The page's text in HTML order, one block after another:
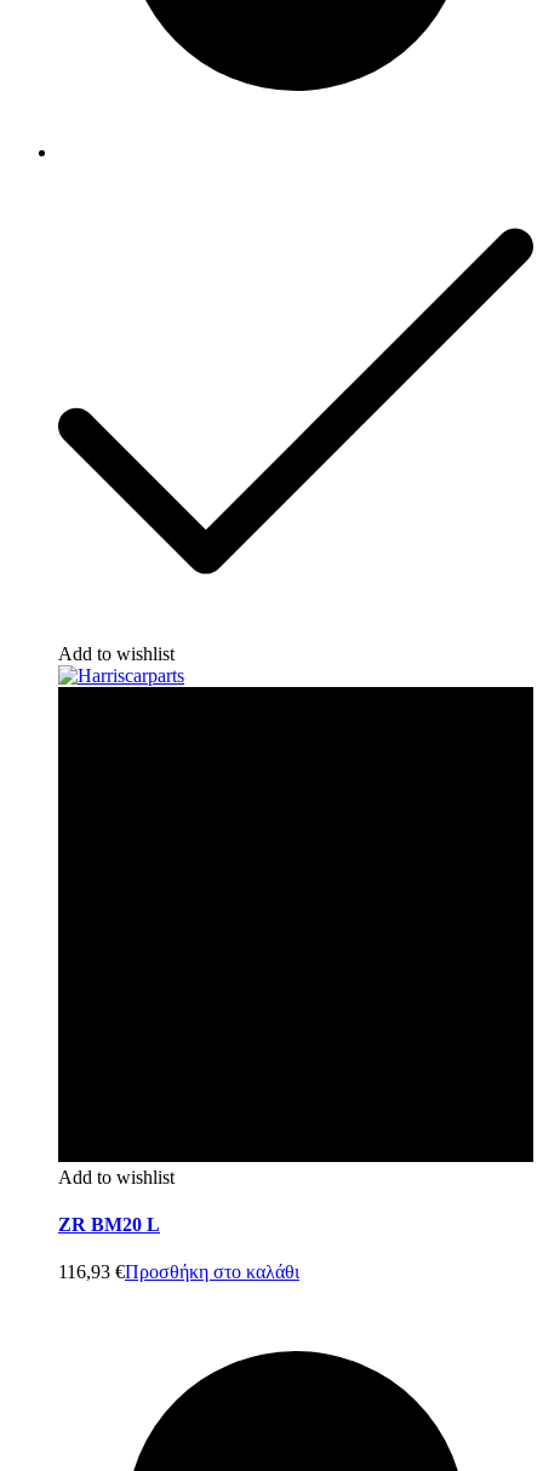
Add to wishlist
Add to wishlist
ZR BM20 L
116,93 €Προσθήκη στο καλάθι